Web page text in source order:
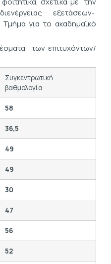
εξετάσεων-
για το ακαδημαϊκό
των επιτυχόντων/
Συγκεντρωτική
βαθμολογία
58
36,5
49
49
30
47
56
52